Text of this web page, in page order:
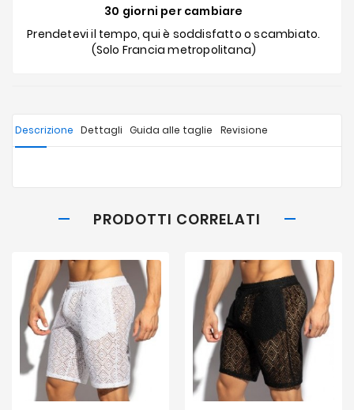
30 giorni per cambiare
Prendetevi il tempo, qui è soddisfatto o scambiato.
(Solo Francia metropolitana)
Descrizione Dettagli Guida alle taglie Revisione
PRODOTTI CORRELATI